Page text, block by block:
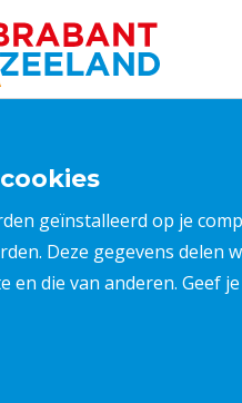
geïnstalleerd op je
Deze gegevens delen
die van anderen. Geef